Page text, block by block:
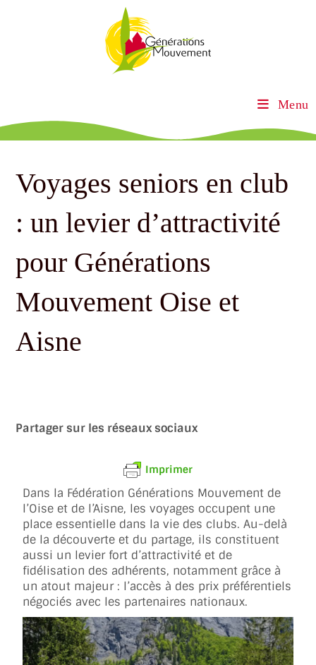
Menu
Voyages seniors en club
: un levier d’attractivité
pour Générations
Mouvement Oise et
Aisne
Partager sur les réseaux sociaux
Imprimer
Dans la Fédération Générations Mouvement de
l’Oise et de l’Aisne, les voyages occupent une
place essentielle dans la vie des clubs. Au-delà
de la découverte et du partage, ils constituent
aussi un levier fort d’attractivité et de
fidélisation des adhérents, notamment grâce à
un atout majeur : l’accès à des prix préférentiels
négociés avec les partenaires nationaux.